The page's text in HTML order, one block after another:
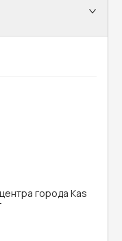
города Kas